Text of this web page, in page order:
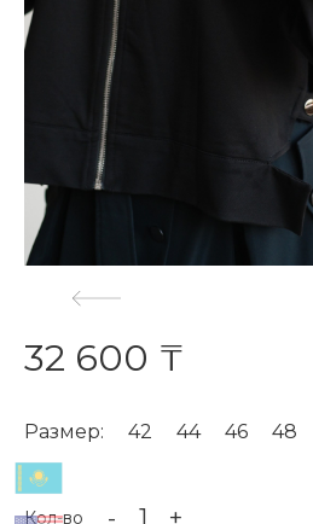
32 600 ₸
Размер: 42 44 46 48
Кол-во - +